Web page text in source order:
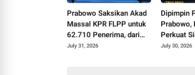
Prabowo Saksikan Akad
Massal KPR FLPP untuk
62.710 Penerima, dari
Guru SD hingga
July 31, 2026
Dipimpin
Prabowo,
Perkuat
Wujudkan
July 30, 2026